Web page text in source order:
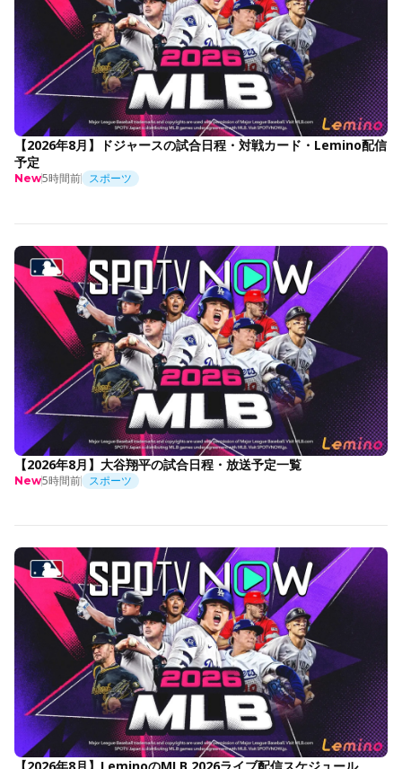
【2026年8月】ドジャースの試合日程・対戦カード・Lemino配信
予定
New5時間前 スポーツ
【2026年8月】大谷翔平の試合日程・放送予定一覧
New5時間前 スポーツ